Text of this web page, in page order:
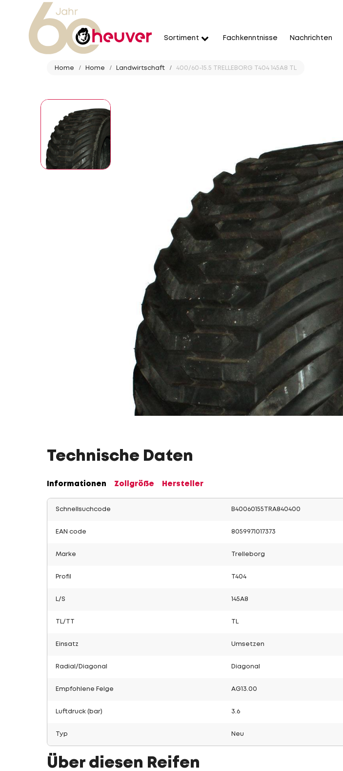
Sortiment Fachkenntnisse Nachrichten
Home Home Landwirtschaft 400/60-15.5 TRELLEBORG T404 145A8 TL
Technische Daten
Informationen Zollgröße Hersteller
Schnellsuchcode B40060155TRA840400
EAN code 8059971017373
Marke Trelleborg
Profil T404
L/S 145A8
TL/TT
Einsatz Umsetzen
Radial/Diagonal Diagonal
Empfohlene Felge AG13.00
Luftdruck (bar) 3.6
Typ Neu
Über diesen Reifen